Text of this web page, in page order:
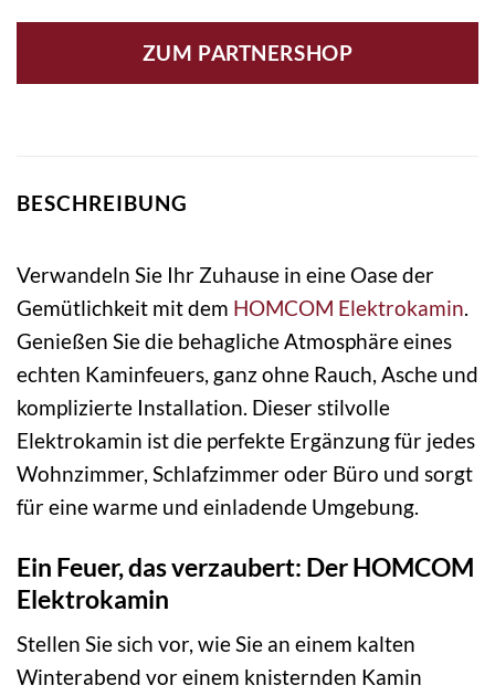
ZUM PARTNERSHOP
BESCHREIBUNG
Verwandeln Sie Ihr Zuhause in eine Oase der
Gemütlichkeit mit dem HOMCOM Elektrokamin
Genießen Sie die behagliche Atmosphäre eines
echten Kaminfeuers, ganz ohne Rauch, Asche und
komplizierte Installation. Dieser stilvolle
Elektrokamin ist die perfekte Ergänzung für jedes
Wohnzimmer, Schlafzimmer oder Büro und sorgt
für eine warme und einladende Umgebung.
Ein Feuer, das verzaubert: Der HOMCOM
Elektrokamin
Stellen Sie sich vor, wie Sie an einem kalten
Winterabend vor einem knisternden Kamin